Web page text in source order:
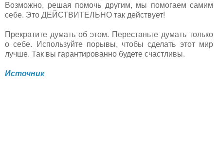
Возможно, решая помочь другим, мы помогаем самим
себе. Это ДЕЙСТВИТЕЛЬНО так действует!
Прекратите думать об этом. Перестаньте думать только
о себе. Используйте порывы, чтобы сделать этот мир
лучше. Так вы гарантированно будете счастливы.
Источник